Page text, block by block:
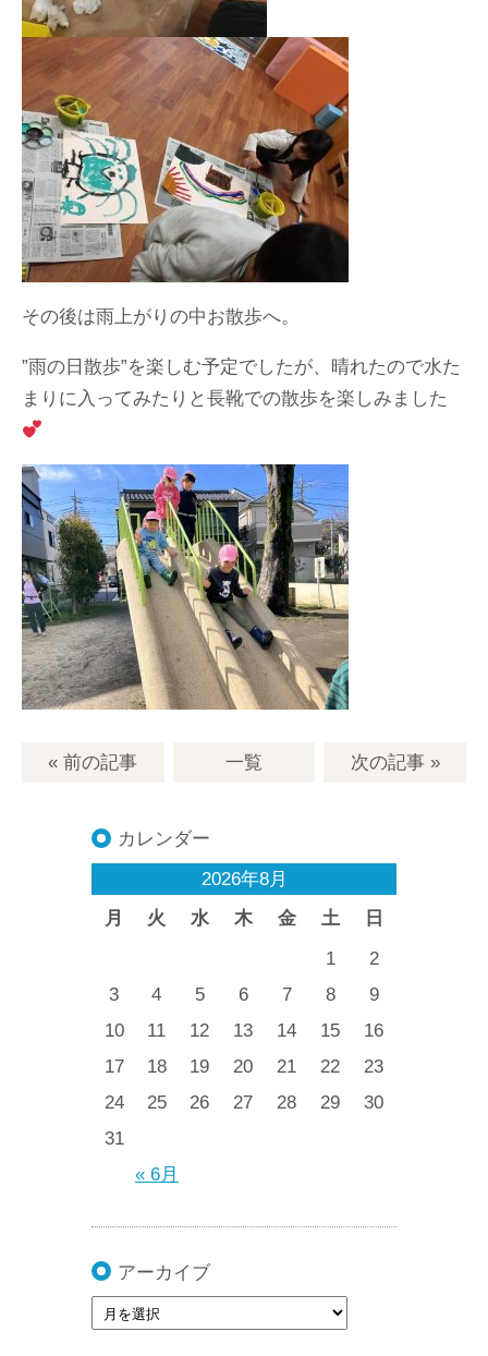
その後は雨上がりの中お散歩へ。
”雨の日散歩”を楽しむ予定でしたが、晴れたので水た
まりに入ってみたりと長靴での散歩を楽しみました
« 前の記事 一覧 次の記事»
カレンダー
2026年8月
月
火 水 木 金 土 日
« 6月
1
2
3
4 5 6 7 8
9
10
11 12 13 14 15
16
17
18 19 20 21 22
23
24
25 26 27 28 29
30
31
アーカイブ